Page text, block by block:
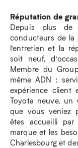
Réputation de
Depuis plus de
conducteurs de la
l’entretien et la
soit neuf,
Membre du
même ADN :
expérience client
Toyota neuve, un
que vous veniez
êtes accueilli
marque et les
Charlesbourg et